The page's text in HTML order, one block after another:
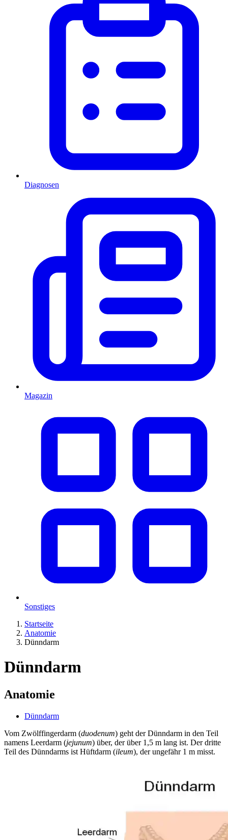
Diagnosen
Magazin
Sonstiges
Startseite
Anatomie
Dünndarm
Dünndarm
Anatomie
Dünndarm
Vom Zwölffingerdarm (duodenum) geht der Dünndarm in den Teil
namens Leerdarm (jejunum) über, der über 1,5 m lang ist. Der dritte
Teil des Dünndarms ist Hüftdarm (ileum), der ungefähr 1 m misst.